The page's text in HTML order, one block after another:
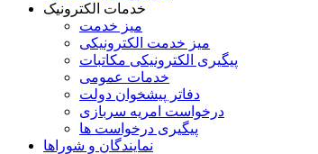
خدمات الکترونیک
میز خدمت
میز خدمت الکترونیکی
پیگیری الکترونیکی مکاتبات
خدمات عمومی
دفاتر پیشخوان دولت
درخواست امریه سربازی
پیگیری درخواست ها
نمایندگان و شوراها